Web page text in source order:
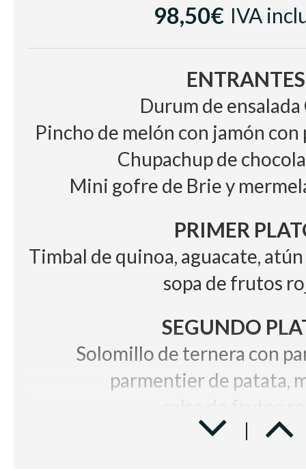
98,50€ IVA
ENTRANTES
Durum de ensalada
Pincho de melón con jamón con
Chupachup de
Mini gofre de Brie y
PRIMER
Timbal de quinoa, aguacate,
sopa de frutos
SEGUNDO
Solomillo de ternera con
parmentier de patata,